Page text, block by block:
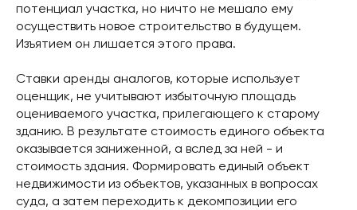
потенциал участка, но ничто не мешало ему
осуществить новое строительство в будущем.
Изъятием он лишается этого права.
Ставки аренды аналогов, которые использует
оценщик, не учитывают избыточную площадь
оцениваемого участка, прилегающего к старому
зданию. В результате стоимость единого объекта
оказывается заниженной, а вслед за ней - и
стоимость здания. Формировать единый объект
недвижимости из объектов, указанных в вопросах
суда, а затем переходить к декомпозиции его